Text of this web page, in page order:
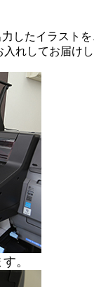
したイラスト
入れしてお届け
。